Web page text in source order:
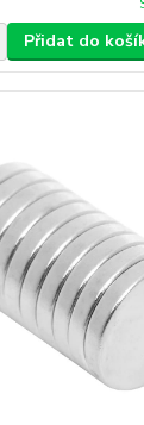
Přidat do